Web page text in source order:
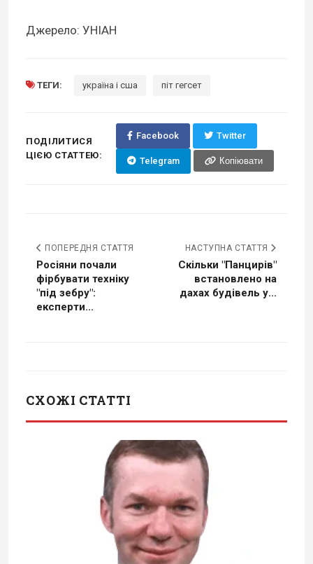
Джерело: УНІАН
ТЕГИ: україна і сша піт гегсет
ПОДІЛИТИСЯ
ЦІЄЮ СТАТТЕЮ:
Facebook Twitter
Telegram Копіювати
ПОПЕРЕДНЯ СТАТТЯ
Росіяни почали
фірбувати техніку
"під зебру":
експерти...
НАСТУПНА СТАТТЯ
Скільки "Панцирів"
встановлено на
дахах будівель у...
СХОЖІ СТАТТІ